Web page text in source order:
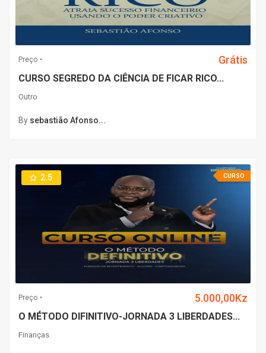
Preço Grátis
CURSO SEGREDO DA CIÊNCIA DE FICAR RICO...
Outro
By sebastião Afonso...
CURSO
2.5
Preço 5.000,00Kz
O MÉTODO DIFINITIVO-JORNADA 3 LIBERDADES...
Finanças